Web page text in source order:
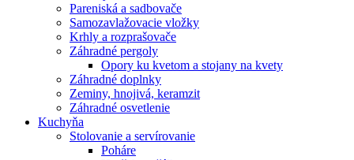
Pareniská a sadbovače
Samozavlažovacie vložky
Krhly a rozprašovače
Záhradné pergoly
Opory ku kvetom a stojany na kvety
Záhradné doplnky
Zeminy, hnojivá, keramzit
Záhradné osvetlenie
Kuchyňa
Stolovanie a servírovanie
Poháre